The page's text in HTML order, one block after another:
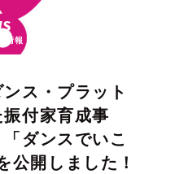
情報
ス・プラット
付家育成事
でいこ
開しました！